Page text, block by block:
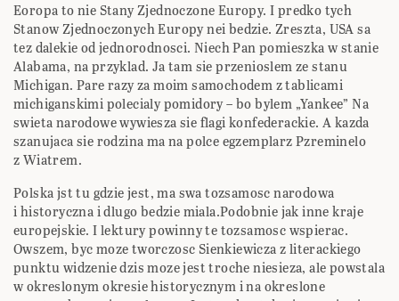
Eoropa to nie Stany Zjednoczone Europy. I predko tych
Stanow Zjednoczonych Europy nei bedzie. Zreszta, USA sa
tez dalekie od jednorodnosci. Niech Pan pomieszka w stanie
Alabama, na przyklad. Ja tam sie przenioslem ze stanu
Michigan. Pare razy za moim samochodem z tablicami
michiganskimi polecialy pomidory – bo bylem „Yankee” Na
swieta narodowe wywiesza sie flagi konfederackie. A kazda
szanujaca sie rodzina ma na polce egzemplarz Pzreminelo
z Wiatrem.
Polska jst tu gdzie jest, ma swa tozsamosc narodowa
i historyczna i dlugo bedzie miala.Podobnie jak inne kraje
europejskie. I lektury powinny te tozsamosc wspierac.
Owszem, byc moze tworczosc Sienkiewicza z literackiego
punktu widzenie dzis moze jest troche niesieza, ale powstala
w okreslonym okresie historycznym i na okreslone